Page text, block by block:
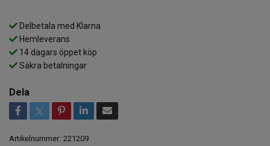
Delbetala med Klarna
Hemleverans
14 dagars öppet köp
Säkra betalningar
Dela
Artikelnummer: 221209